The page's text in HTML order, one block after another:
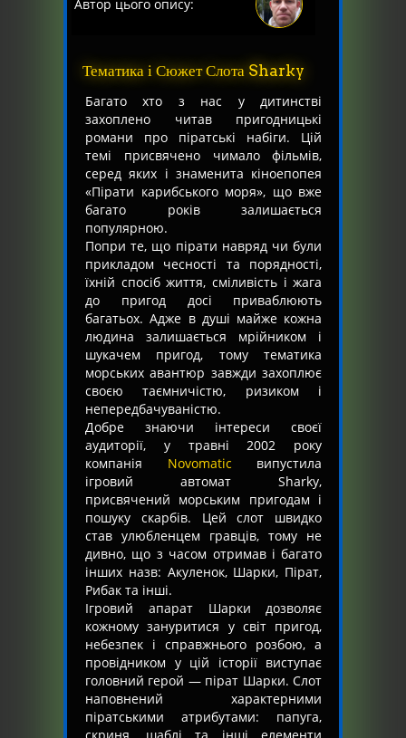
Автор цього опису:
Тематика і Сюжет Слота Sharky
Багато хто з нас у дитинстві
захоплено читав пригодницькі
романи про піратські набіги. Цій
темі присвячено чимало фільмів,
серед яких і знаменита кіноепопея
«Пірати карибського моря», що вже
багато років залишається
популярною.
Попри те, що пірати навряд чи були
прикладом чесності та порядності,
їхній спосіб життя, сміливість і жага
до пригод досі приваблюють
багатьох. Адже в душі майже кожна
людина залишається мрійником і
шукачем пригод, тому тематика
морських авантюр завжди захоплює
своєю таємничістю, ризиком і
непередбачуваністю.
Добре знаючи інтереси своєї
аудиторії, у травні 2002 року
компанія Novomatic випустила
ігровий автомат Sharky,
присвячений морським пригодам і
пошуку скарбів. Цей слот швидко
став улюбленцем гравців, тому не
дивно, що з часом отримав і багато
інших назв: Акуленок, Шарки, Пірат,
Рибак та інші.
Ігровий апарат Шарки дозволяє
кожному зануритися у світ пригод,
небезпек і справжнього розбою, а
провідником у цій історії виступає
головний герой — пірат Шарки. Слот
наповнений характерними
піратськими атрибутами: папуга,